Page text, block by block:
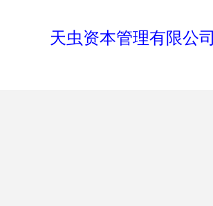
天虫资本管理有限公司